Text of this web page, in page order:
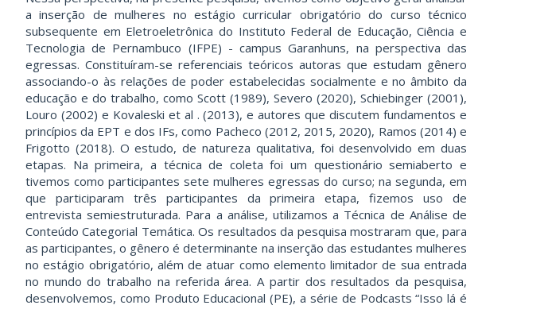
a inserção de mulheres no estágio curricular obrigatório do curso técnico
subsequente em Eletroeletrônica do Instituto Federal de Educação, Ciência e
Tecnologia de Pernambuco (IFPE) - campus Garanhuns, na perspectiva das
egressas. Constituíram-se referenciais teóricos autoras que estudam gênero
associando-o às relações de poder estabelecidas socialmente e no âmbito da
educação e do trabalho, como Scott (1989), Severo (2020), Schiebinger (2001),
Louro (2002) e Kovaleski et al . (2013), e autores que discutem fundamentos e
princípios da EPT e dos IFs, como Pacheco (2012, 2015, 2020), Ramos (2014) e
Frigotto (2018). O estudo, de natureza qualitativa, foi desenvolvido em duas
etapas. Na primeira, a técnica de coleta foi um questionário semiaberto e
tivemos como participantes sete mulheres egressas do curso; na segunda, em
que participaram três participantes da primeira etapa, fizemos uso de
entrevista semiestruturada. Para a análise, utilizamos a Técnica de Análise de
Conteúdo Categorial Temática. Os resultados da pesquisa mostraram que, para
as participantes, o gênero é determinante na inserção das estudantes mulheres
no estágio obrigatório, além de atuar como elemento limitador de sua entrada
no mundo do trabalho na referida área. A partir dos resultados da pesquisa,
desenvolvemos, como Produto Educacional (PE), a série de Podcasts “Isso lá é